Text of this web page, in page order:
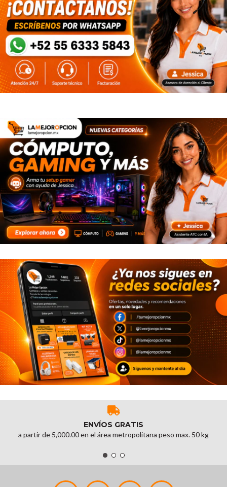
ENVÍOS GRATIS
a partir de 5,000.00 en el área metropolitana peso max. 50 kg